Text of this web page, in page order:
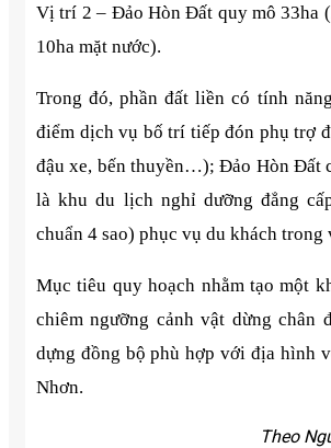
Vị trí 2 – Đảo Hòn Đất quy mô 33ha
10ha mặt nước).
Trong đó, phần đất liền có tính
điểm dịch vụ bố trí tiếp đón phụ trợ
đậu xe, bến thuyền…); Đảo Hòn Đất
là khu du lịch nghỉ dưỡng đẳng
chuẩn 4 sao) phục vụ du khách trong
Mục tiêu quy hoạch nhằm tạo một
chiêm ngưỡng cảnh vật dừng chân
dựng đồng bộ phù hợp với địa hình
Nhơn.
Theo